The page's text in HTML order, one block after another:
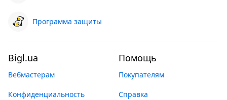
Программа защиты
Bigl.ua
Вебмастерам
Конфиденциальность
Помощь
Покупателям
Справка